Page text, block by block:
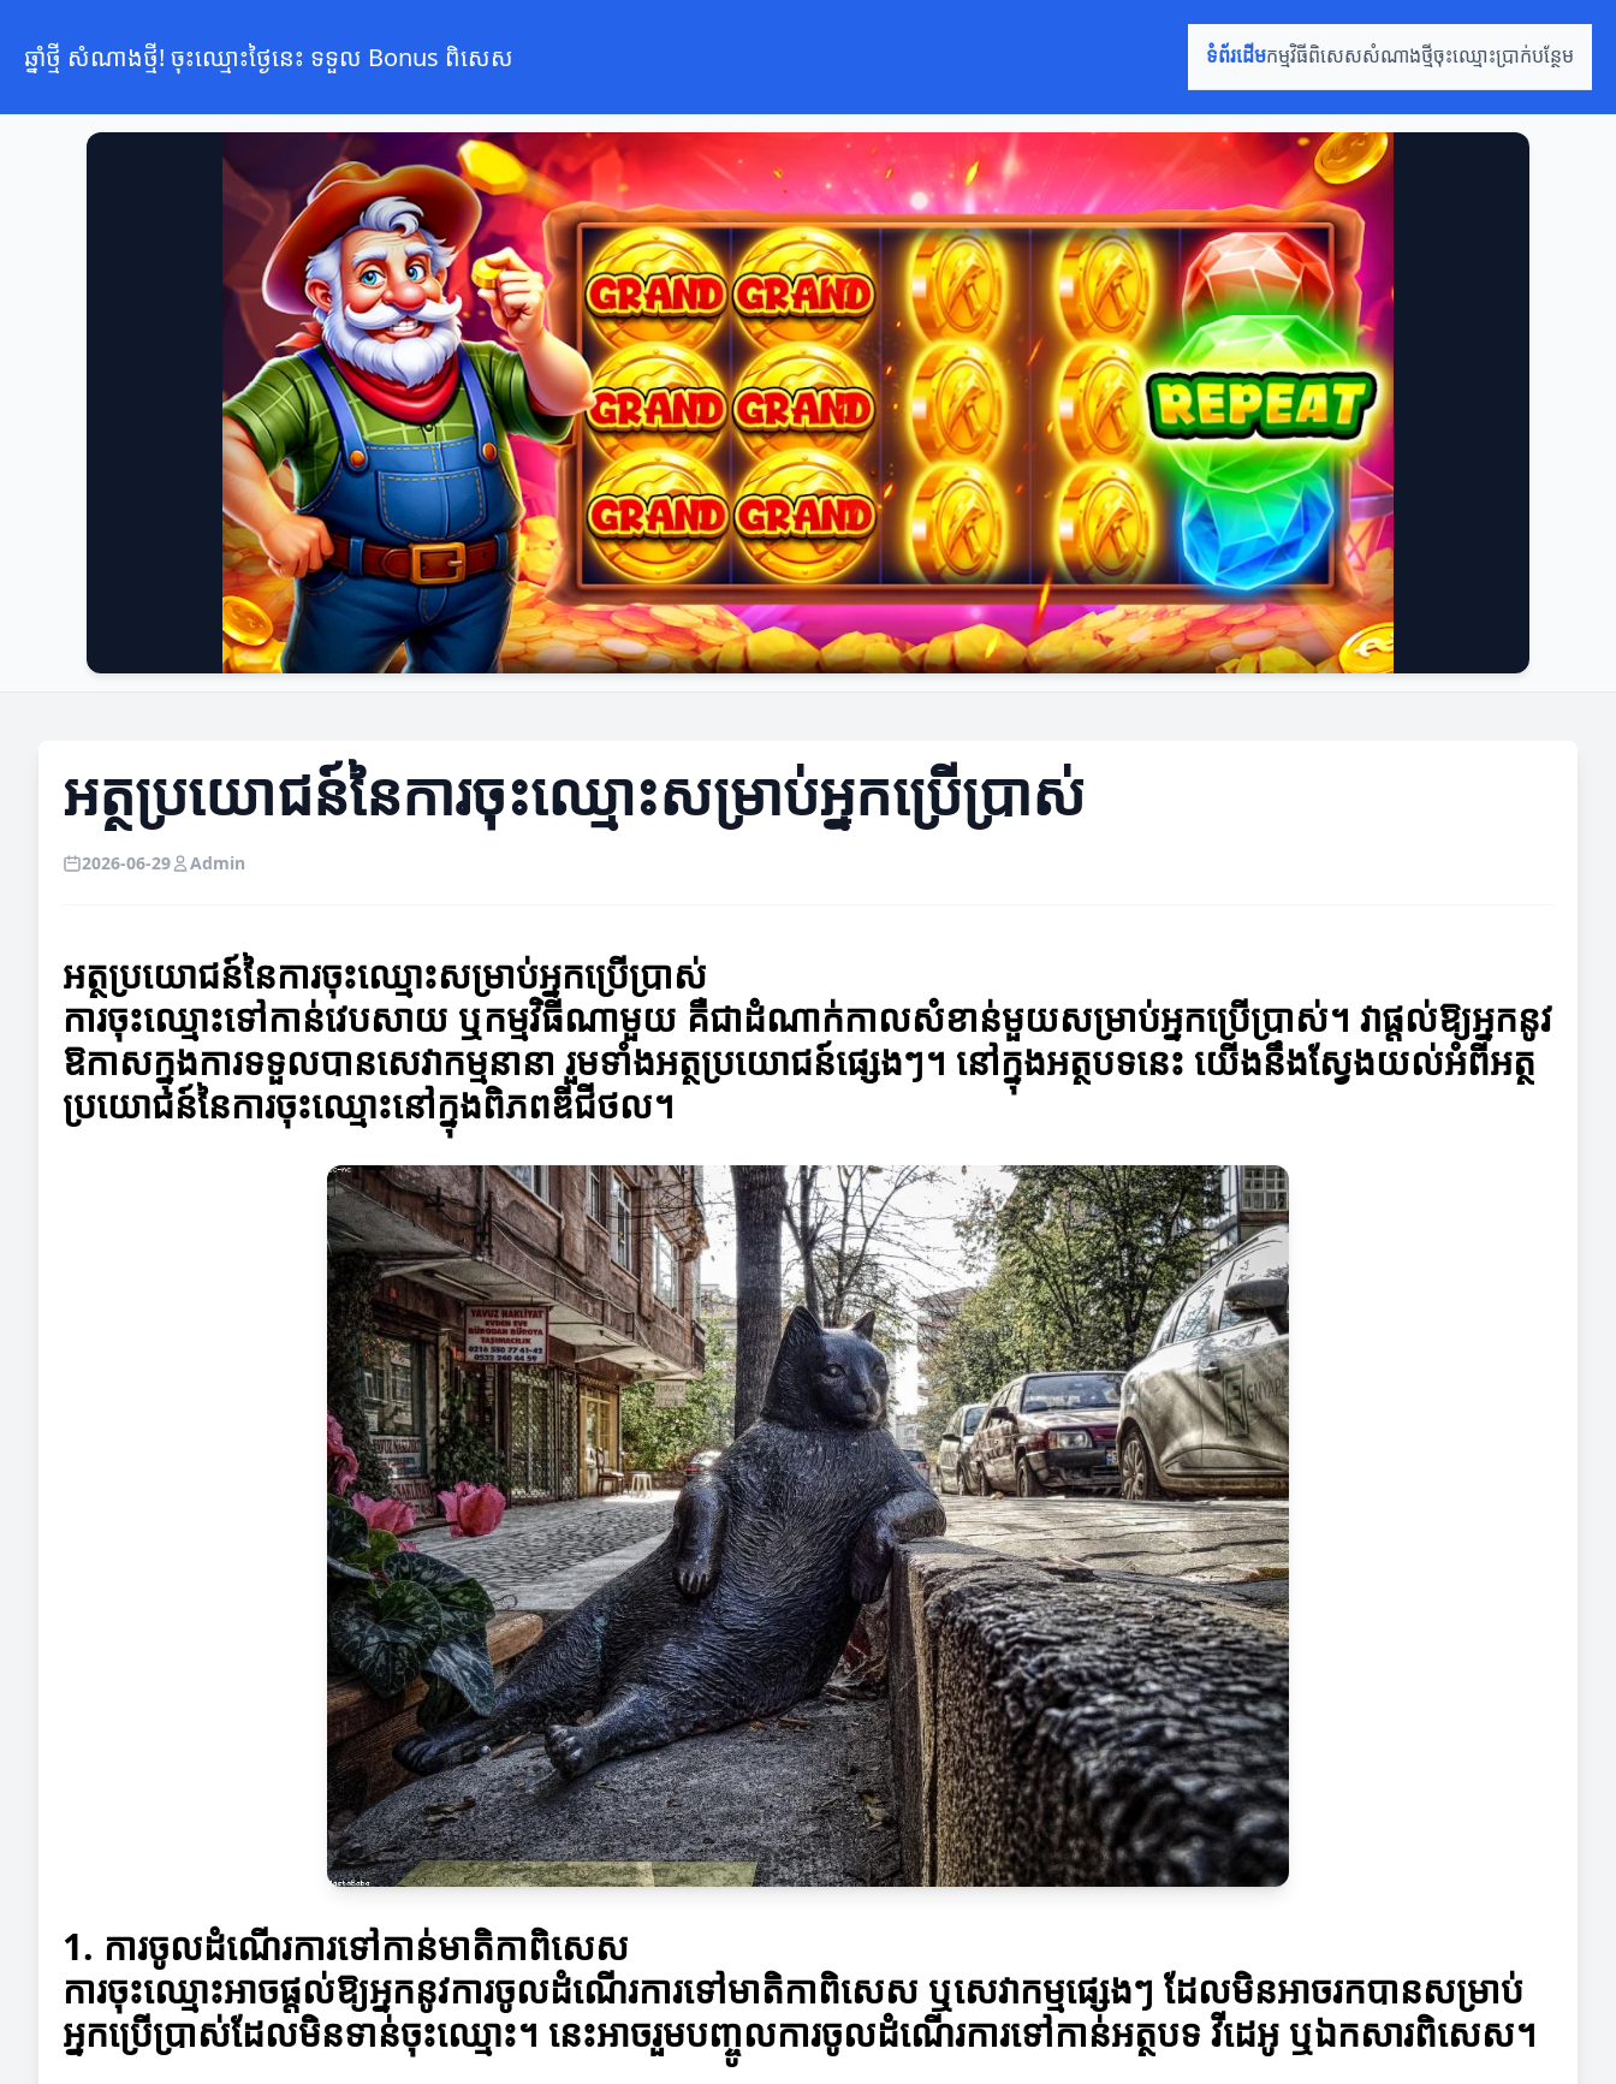
ឆ្នាំថ្មី សំណាងថ្មី! ចុះឈ្មោះថ្ងៃនេះ ទទួល Bonus ពិសេស ទំព័រដើមកម្មវិធីពិសេសសំណាងថ្មីចុះឈ្មោះប្រាក់បន្ថែម
អត្ថប្រយោជន៍នៃការចុះឈ្មោះសម្រាប់អ្នកប្រើប្រាស់
2026-06-29 Admin
អត្ថប្រយោជន៍នៃការចុះឈ្មោះសម្រាប់អ្នកប្រើប្រាស់
ការចុះឈ្មោះទៅកាន់វេបសាយ ឬកម្មវិធីណាមួយ គឺជាដំណាក់កាលសំខាន់មួយសម្រាប់អ្នកប្រើប្រាស់។ វាផ្តល់ឱ្យអ្នកនូវ
ឱកាសក្នុងការទទួលបានសេវាកម្មនានា រួមទាំងអត្ថប្រយោជន៍ផ្សេងៗ។ នៅក្នុងអត្ថបទនេះ យើងនឹងស្វែងយល់អំពីអត្ថ
ប្រយោជន៍នៃការចុះឈ្មោះនៅក្នុងពិភពឌីជីថល។
1. ការចូលដំណើរការទៅកាន់មាតិកាពិសេស
ការចុះឈ្មោះអាចផ្តល់ឱ្យអ្នកនូវការចូលដំណើរការទៅមាតិកាពិសេស ឬសេវាកម្មផ្សេងៗ ដែលមិនអាចរកបានសម្រាប់
អ្នកប្រើប្រាស់ដែលមិនទាន់ចុះឈ្មោះ។ នេះអាចរួមបញ្ចូលការចូលដំណើរការទៅកាន់អត្ថបទ វីដេអូ ឬឯកសារពិសេស។